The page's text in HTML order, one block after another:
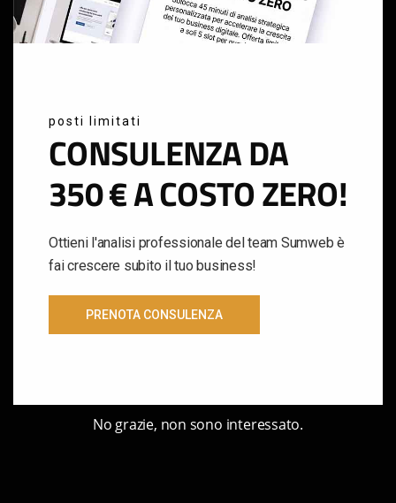
posti limitati
CONSULENZA DA
350 € A COSTO ZERO!
Ottieni l'analisi professionale del team Sumweb è
fai crescere subito il tuo business!
PRENOTA CONSULENZA
No grazie, non sono interessato.